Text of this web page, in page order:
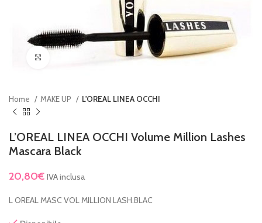
Clicca per ingrandire
Home MAKE UP L'OREAL LINEA OCCHI
L’OREAL LINEA OCCHI Volume Million Lashes
Mascara Black
20,80€ IVA inclusa
L OREAL MASC VOL MILLION LASH.BLAC